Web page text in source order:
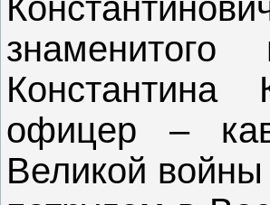
Константина
офицер –
Великой войны